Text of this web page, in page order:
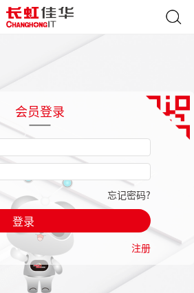
会员登录
忘记密码?
登录
注册